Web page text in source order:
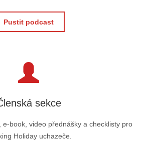
Pustit podcast
sekce
e-book, video přednášky a checklisty pro
Holiday uchazeče.